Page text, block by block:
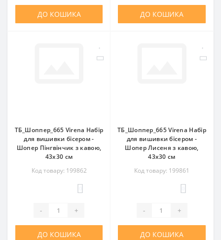
ДО КОШИКА ДО КОШИКА
ТБ_Шоппер_665 Virena Набір
для вишивки бісером -
Шопер Пінгвінчик з кавою,
43x30 см
Код товару: 199862
- +
ДО КОШИКА
ТБ_Шоппер_665 Virena Набір
для вишивки бісером -
Шопер Лисеня з кавою,
43x30 см
Код товару: 199861
- +
ДО КОШИКА